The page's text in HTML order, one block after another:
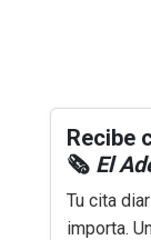
Recibe
🗞️ El
Tu cita
importa.